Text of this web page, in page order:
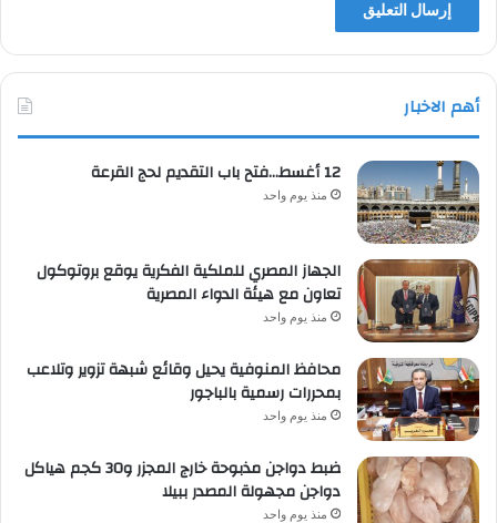
أهم الاخبار
12 أغسط…فتح باب التقديم لحج القرعة
منذ يوم واحد
الجهاز المصري للملكية الفكرية يوقع بروتوكول
تعاون مع هيئة الدواء المصرية
منذ يوم واحد
محافظ المنوفية يحيل وقائع شبهة تزوير وتلاعب
بمحررات رسمية بالباجور
منذ يوم واحد
ضبط دواجن مذبوحة خارج المجزر و30 كجم هياكل
دواجن مجهولة المصدر ببيلا
منذ يوم واحد